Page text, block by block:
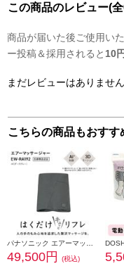
この商品のレビュー(
商品が届いた後ご使用いた
ー投稿＆採用されると 10
まだレビューはありません
こちらの商品もおすす
49,500円
(税込)